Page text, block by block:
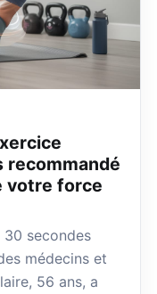
recommandé
votre force
30 secondes
médecins et
56 ans, a